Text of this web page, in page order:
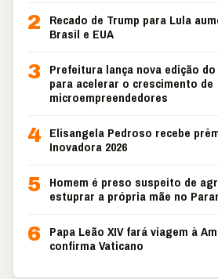
2
Recado de Trump para Lula
Brasil e EUA
3 Prefeitura lança nova edição do
para acelerar o crescimento de
microempreendedores
4 Elisangela Pedroso recebe
Inovadora 2026
5 Homem é preso suspeito de
estuprar a própria mãe no
6 Papa Leão XIV fará viagem à
confirma Vaticano